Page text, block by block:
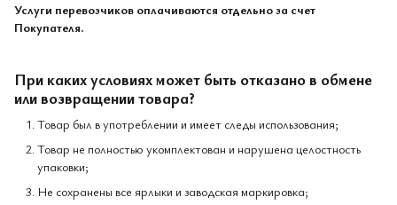
Услуги перевозчиков оплачиваются отдельно за счет
Покупателя.
При каких условиях может быть отказано в обмене
или возвращении товара?
Товар был в употреблении и имеет следы использования;
Товар не полностью укомплектован и нарушена целостность
упаковки;
Не сохранены все ярлыки и заводская маркировка;